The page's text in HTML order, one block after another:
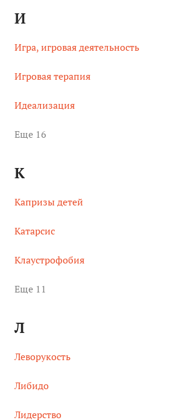
И
Игра, игровая деятельность
Игровая терапия
Идеализация
Eще 16
К
Капризы детей
Катарсис
Клаустрофобия
Eще 11
Л
Леворукость
Либидо
Лидерство